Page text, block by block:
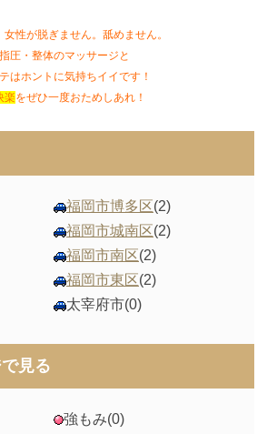
性が脱ぎません。舐めません。
圧・整体のマッサージと
はホントに気持ちイイです！
楽をぜひ一度おためしあれ！
福岡市博多区(2)
福岡市城南区(2)
福岡市南区(2)
福岡市東区(2)
太宰府市(0)
見る
強もみ(0)